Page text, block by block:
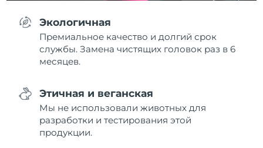
Экологичная
Премиальное качество и долгий срок
службы. Замена чистящих головок раз в 6
месяцев.
Этичная и веганская
Мы не использовали животных для
разработки и тестирования этой
продукции.